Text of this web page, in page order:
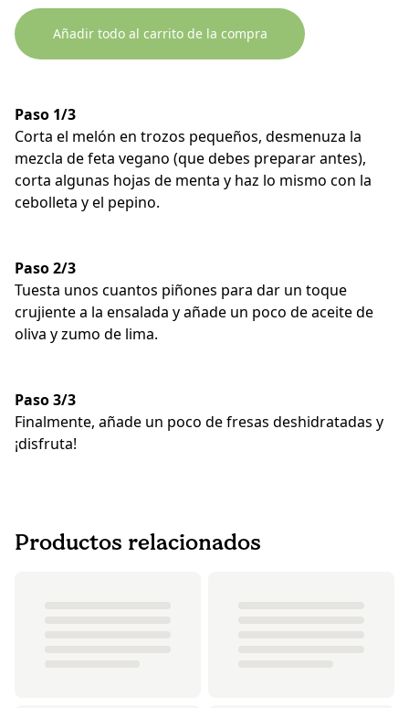
Añadir todo al carrito de la compra
Paso 1/3
Corta el melón en trozos pequeños, desmenuza la
mezcla de feta vegano (que debes preparar antes),
corta algunas hojas de menta y haz lo mismo con la
cebolleta y el pepino.
Paso 2/3
Tuesta unos cuantos piñones para dar un toque
crujiente a la ensalada y añade un poco de aceite de
oliva y zumo de lima.
Paso 3/3
Finalmente, añade un poco de fresas deshidratadas y
¡disfruta!
Productos relacionados